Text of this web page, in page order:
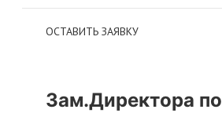
ОСТАВИТЬ ЗАЯВКУ
Зам.Директора по